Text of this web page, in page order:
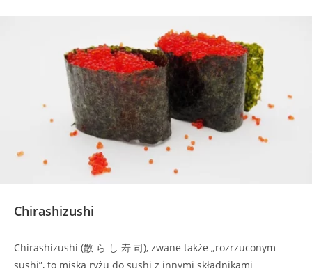
Chirashizushi
Chirashizushi (散 ら し 寿 司), zwane także „rozrzuconym
sushi”, to miska ryżu do sushi z innymi składnikami